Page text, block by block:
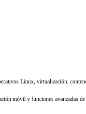
Linux, virtualización,
móvil y funciones avanzadas